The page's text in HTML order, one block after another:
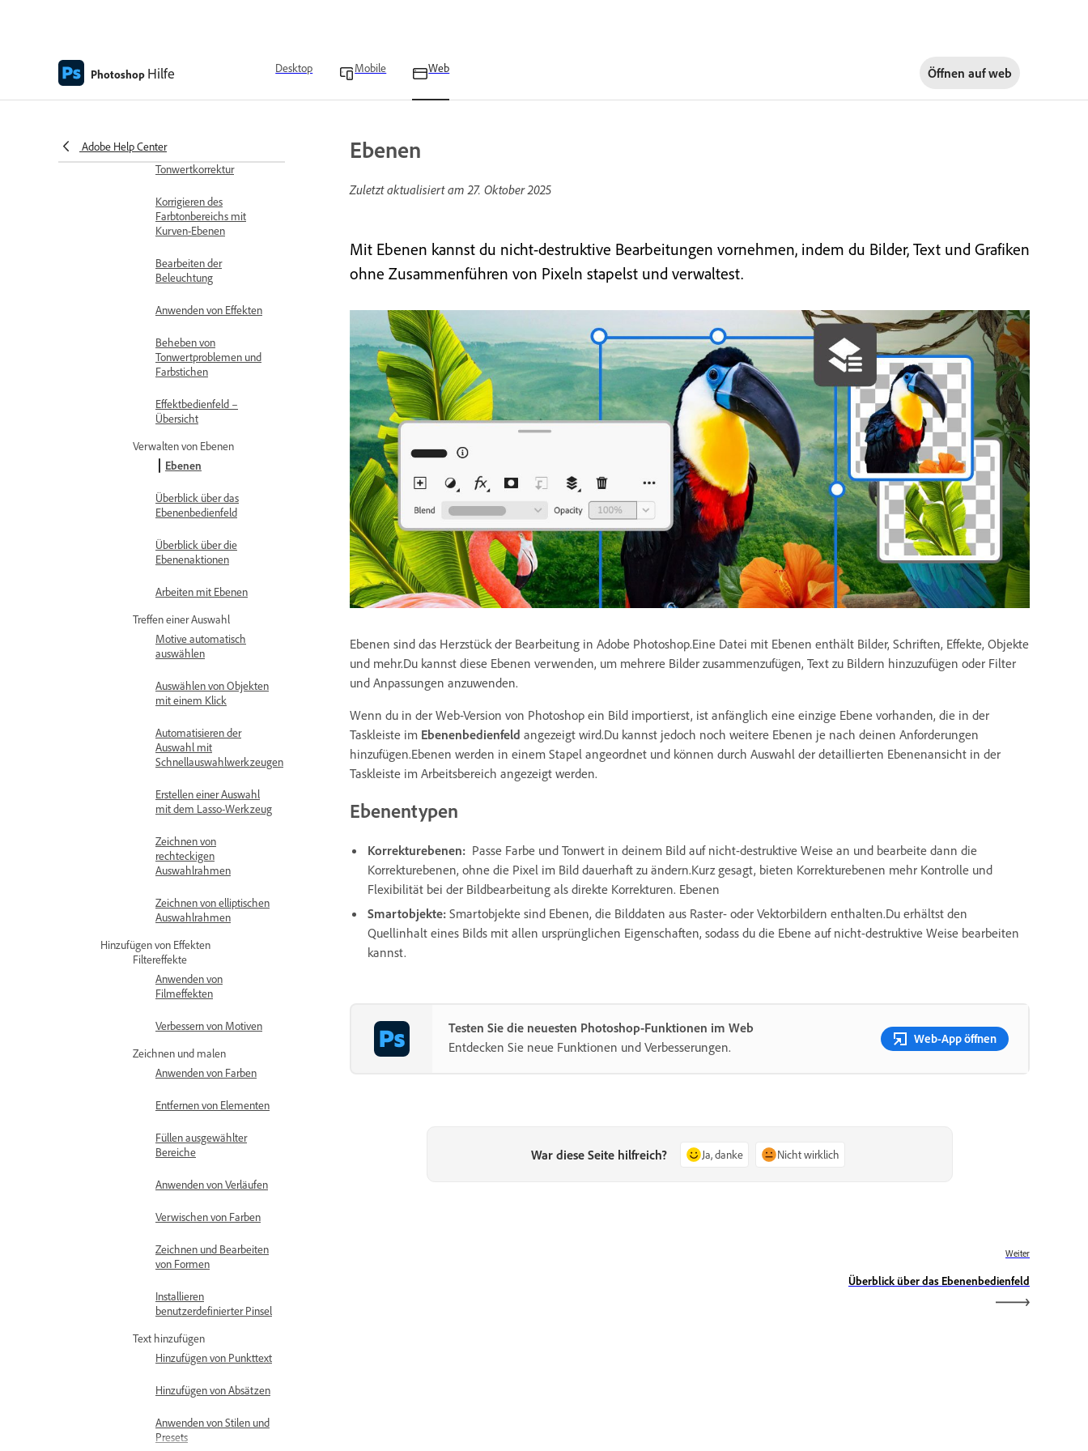
Photoshop Hilfe Desktop Mobile Web Öffnen aufweb
Adobe Help Center
Presets
Ändern von Tönen mit der
Tonwertkorrektur
Korrigieren des
Farbtonbereichs mit
Kurven-Ebenen
Bearbeiten der
Beleuchtung
Anwenden von Effekten
Beheben von
Tonwertproblemen und
Farbstichen
Effektbedienfeld –
Übersicht
Verwalten von Ebenen
Ebenen
Überblick über das
Ebenenbedienfeld
Überblick über die
Ebenenaktionen
Arbeiten mit Ebenen
Treffen einer Auswahl
Motive automatisch
auswählen
Auswählen von Objekten
mit einem Klick
Automatisieren der
Auswahl mit
Schnellauswahlwerkzeugen
Erstellen einer Auswahl
mit dem Lasso-Werkzeug
Zeichnen von
rechteckigen
Auswahlrahmen
Zeichnen von elliptischen
Auswahlrahmen
Hinzufügen von Effekten
Filtereffekte
Anwenden von
Filmeffekten
Verbessern von Motiven
Zeichnen und malen
Anwenden von Farben
Entfernen von Elementen
Füllen ausgewählter
Bereiche
Anwenden von Verläufen
Verwischen von Farben
Zeichnen und Bearbeiten
von Formen
Installieren
benutzerdefinierter Pinsel
Text hinzufügen
Hinzufügen von Punkttext
Hinzufügen von Absätzen
Anwenden von Stilen und
Presets
Ebenen
Zuletzt aktualisiert am27. Oktober 2025
Mit Ebenen kannst du nicht-destruktive Bearbeitungen vornehmen, indem du Bilder, Text und Grafiken
ohne Zusammenführen von Pixeln stapelst und verwaltest.
Ebenen sind das Herzstück der Bearbeitung in Adobe Photoshop.Eine Datei mit Ebenen enthält Bilder, Schriften, Effekte, Objekte
und mehr.Du kannst diese Ebenen verwenden, um mehrere Bilder zusammenzufügen, Text zu Bildern hinzuzufügen oder Filter
und Anpassungen anzuwenden.
Wenn du in der Web-Version von Photoshop ein Bild importierst, ist anfänglich eine einzige Ebene vorhanden, die in der
Taskleiste im Ebenenbedienfeld angezeigt wird.Du kannst jedoch noch weitere Ebenen je nach deinen Anforderungen
hinzufügen.Ebenen werden in einem Stapel angeordnet und können durch Auswahl der detaillierten Ebenenansicht in der
Taskleiste im Arbeitsbereich angezeigt werden.
Ebenentypen
Korrekturebenen: Passe Farbe und Tonwert in deinem Bild auf nicht-destruktive Weise an und bearbeite dann die
Korrekturebenen, ohne die Pixel im Bild dauerhaft zu ändern.Kurz gesagt, bieten Korrekturebenen mehr Kontrolle und
Flexibilität bei der Bildbearbeitung als direkte Korrekturen. Ebenen
Smartobjekte: Smartobjekte sind Ebenen, die Bilddaten aus Raster- oder Vektorbildern enthalten.Du erhältst den
Quellinhalt eines Bilds mit allen ursprünglichen Eigenschaften, sodass du die Ebene auf nicht-destruktive Weise bearbeiten
kannst.
Testen Sie die neuesten Photoshop-Funktionen im Web
Entdecken Sie neue Funktionen und Verbesserungen.
Web-App öffnen
War diese Seite hilfreich? Ja, danke Nicht wirklich
Weiter
Überblick über das Ebenenbedienfeld